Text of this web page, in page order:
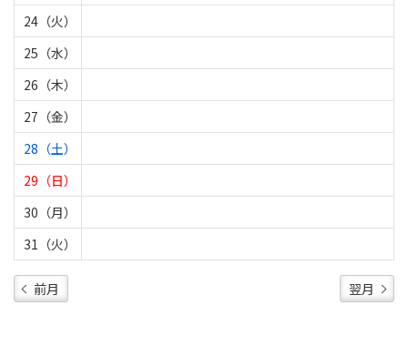
24（火）
25（水）
26（木）
27（金）
28（土）
29（日）
30（月）
31（火）
前月 翌月